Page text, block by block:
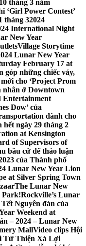
tháng 3 năm
‘Girl Power Contest’
tháng 32024
International Night
New Year
Village Storytime
Lunar New Year
February 17 at
góp những chiếc váy,
cho ‘Project Prom
nhân ở Downtown
Entertainment
Dow’ của
dành cho
ngày 29 tháng 2
at Kensington
of Supervisors of
bầu cử để thảo luận
của Thành phố
Lunar New Year Lion
at Silver Spring Town
The Lunar New
Park!Rockville’s Lunar
Nguyên đán của
Weekend at
– 2024 – Lunar New
MallVideo clips Hội
Từ Thiện Xá Lợi